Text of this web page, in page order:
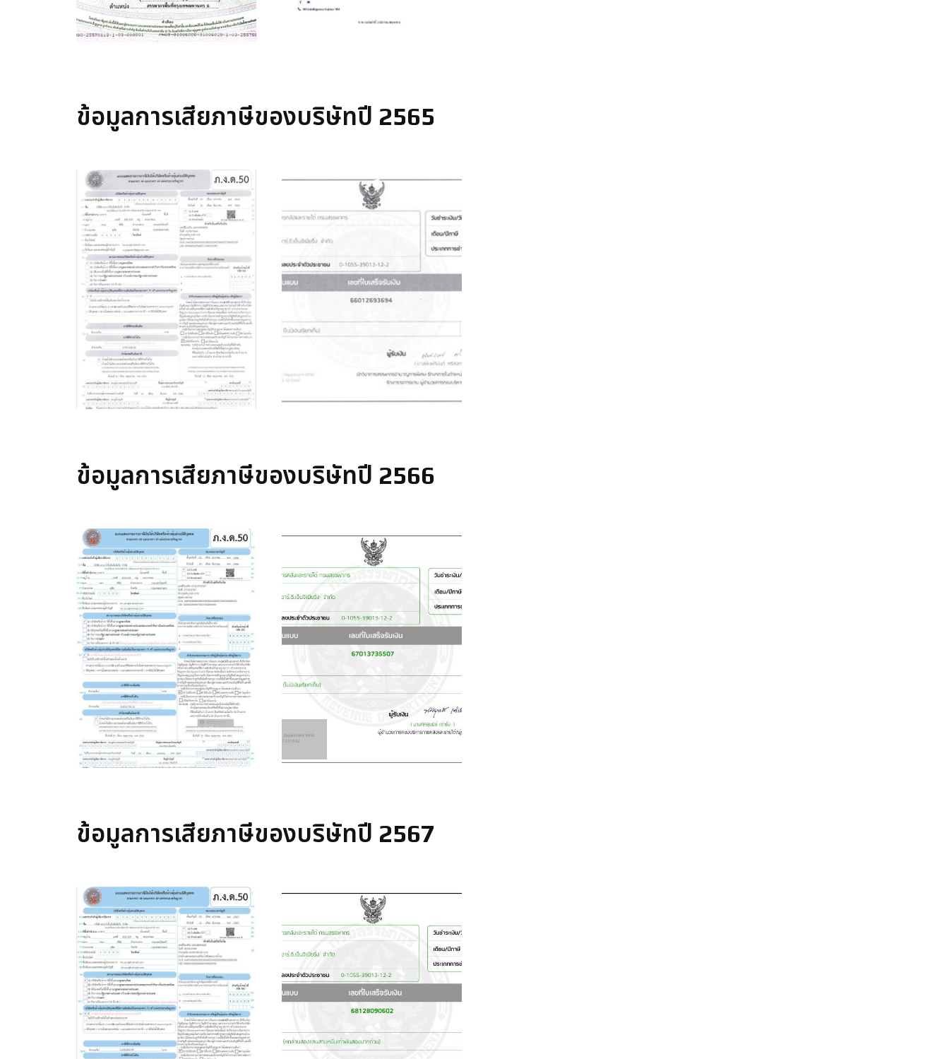
ข้อมูลการเสียภาษีของบริษัทปี 2565
ข้อมูลการเสียภาษีของบริษัทปี 2566
ข้อมูลการเสียภาษีของบริษัทปี 2567